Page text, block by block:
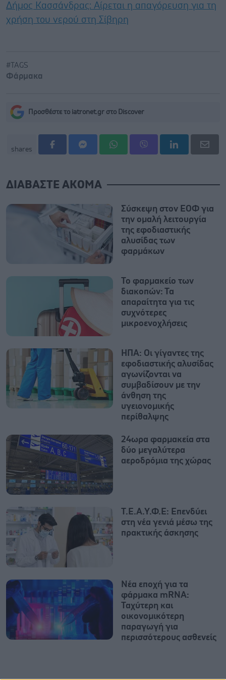
Δήμος Κασσάνδρας: Αίρεται η απαγόρευση για τη
χρήση του νερού στη Σίβηρη
#TAGS
Φάρμακα
Προσθέστε το iatronet.gr στο Discover
shares
ΔΙΑΒΑΣΤΕ ΑΚΟΜΑ
Σύσκεψη στον ΕΟΦ για
την ομαλή λειτουργία
της εφοδιαστικής
αλυσίδας των
φαρμάκων
Το φαρμακείο των
διακοπών: Τα
απαραίτητα για τις
συχνότερες
μικροενοχλήσεις
ΗΠΑ: Οι γίγαντες της
εφοδιαστικής αλυσίδας
αγωνίζονται να
συμβαδίσουν με την
άνθηση της
υγειονομικής
περίθαλψης
24ωρα φαρμακεία στα
δύο μεγαλύτερα
αεροδρόμια της χώρας
Τ.Ε.Α.Υ.Φ.Ε: Επενδύει
στη νέα γενιά μέσω της
πρακτικής άσκησης
Νέα εποχή για τα
φάρμακα mRNA:
Ταχύτερη και
οικονομικότερη
παραγωγή για
περισσότερους ασθενείς